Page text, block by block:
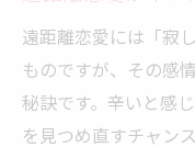
遠距離恋愛には「寂
ものですが、その感
秘訣です。辛いと感
を見つめ直すチャン